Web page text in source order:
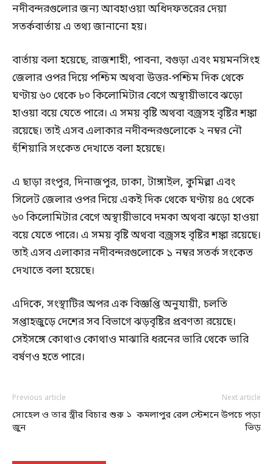
নদীবন্দরগুলোর জন্য আবহাওয়া অধিদফতরের দেয়া
সতর্কবার্তায় এ তথ্য জানানো হয়।
বার্তায় বলা হয়েছে, রাজশাহী, পাবনা, বগুড়া এবং ময়মনসিংহ
জেলার ওপর দিয়ে পশ্চিম অথবা উত্তর-পশ্চিম দিক থেকে
ঘণ্টায় ৬০ থেকে ৮০ কিলোমিটার বেগে অস্থায়ীভাবে ঝড়ো
হাওয়া বয়ে যেতে পারে। এ সময় বৃষ্টি অথবা বজ্রসহ বৃষ্টির শঙ্কা
রয়েছে। তাই এসব এলাকার নদীবন্দরগুলোকে ২ নম্বর নৌ
হুঁশিয়ারি সংকেত দেখাতে বলা হয়েছে।
এ ছাড়া রংপুর, দিনাজপুর, ঢাকা, টাঙ্গাইল, কুমিল্লা এবং
সিলেট জেলার ওপর দিয়ে একই দিক থেকে ঘণ্টায় ৪৫ থেকে
৬০ কিলোমিটার বেগে অস্থায়ীভাবে দমকা অথবা ঝড়ো হাওয়া
বয়ে যেতে পারে। এ সময় বৃষ্টি অথবা বজ্রসহ বৃষ্টির শঙ্কা রয়েছে।
তাই এসব এলাকার নদীবন্দরগুলোকে ১ নম্বর সতর্ক সংকেত
দেখাতে বলা হয়েছে।
এদিকে, সংস্থাটির অপর এক বিজ্ঞপ্তি অনুযায়ী, চলতি
সপ্তাহজুড়ে দেশের সব বিভাগে ঝড়বৃষ্টির প্রবণতা রয়েছে।
সেইসঙ্গে কোথাও কোথাও মাঝারি ধরনের ভারি থেকে ভারি
বর্ষণও হতে পারে।
Previous article
সোহেল ও তার স্ত্রীর বিচার শুরু ১
জুন
Next article
কমলাপুর রেল স্টেশনে উপচে পড়া
ভিড়